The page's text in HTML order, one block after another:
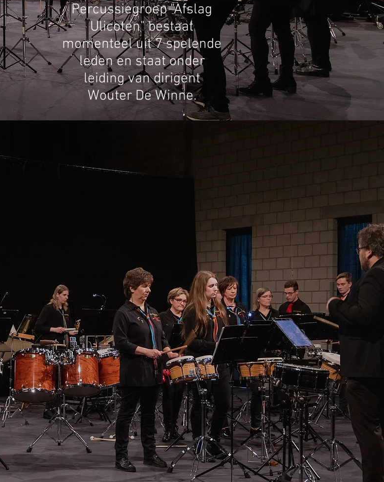
Percussiegroep "Afslag
Ulicoten" bestaat
momenteel uit 7 spelende
leden en staat onder
leiding van dirigent
Wouter De Winne.